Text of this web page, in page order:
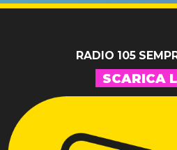
RADIO 105
SCARICA